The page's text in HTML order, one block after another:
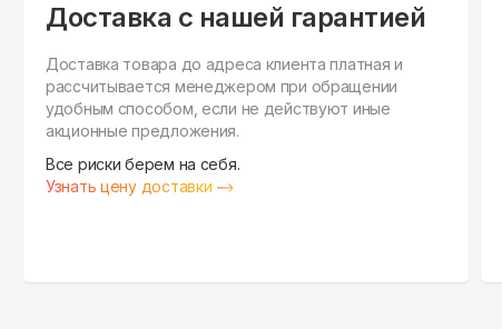
Доставка с нашей гарантией
Доставка товара до адреса клиента платная и
рассчитывается менеджером при обращении
удобным способом, если не действуют иные
акционные предложения.
Все риски берем на себя.
Узнать цену доставки